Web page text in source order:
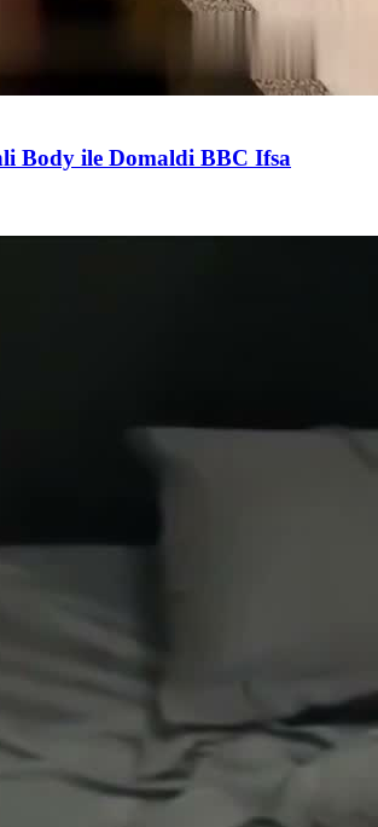
Body ile Domaldi BBC Ifsa